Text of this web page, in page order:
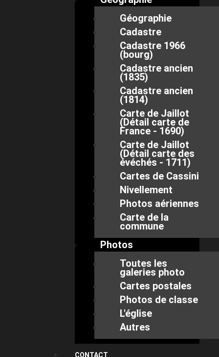
Géographie
Cadastre
Cadastre 1966
(bourg)
Cadastre ancien
(1835)
Cadastre ancien
(1814)
Carte de Jaillot
(Détail carte de
France - 1690)
Carte de Jaillot
(Détail carte des
évéchés - 1711)
Cartes de Cassini
Nivellement
Photos aériennes
Carte de la
commune
Photos
Toutes les
galeries photo
Cartes postales
Photos de classe
L'église
Autres
CONTACT